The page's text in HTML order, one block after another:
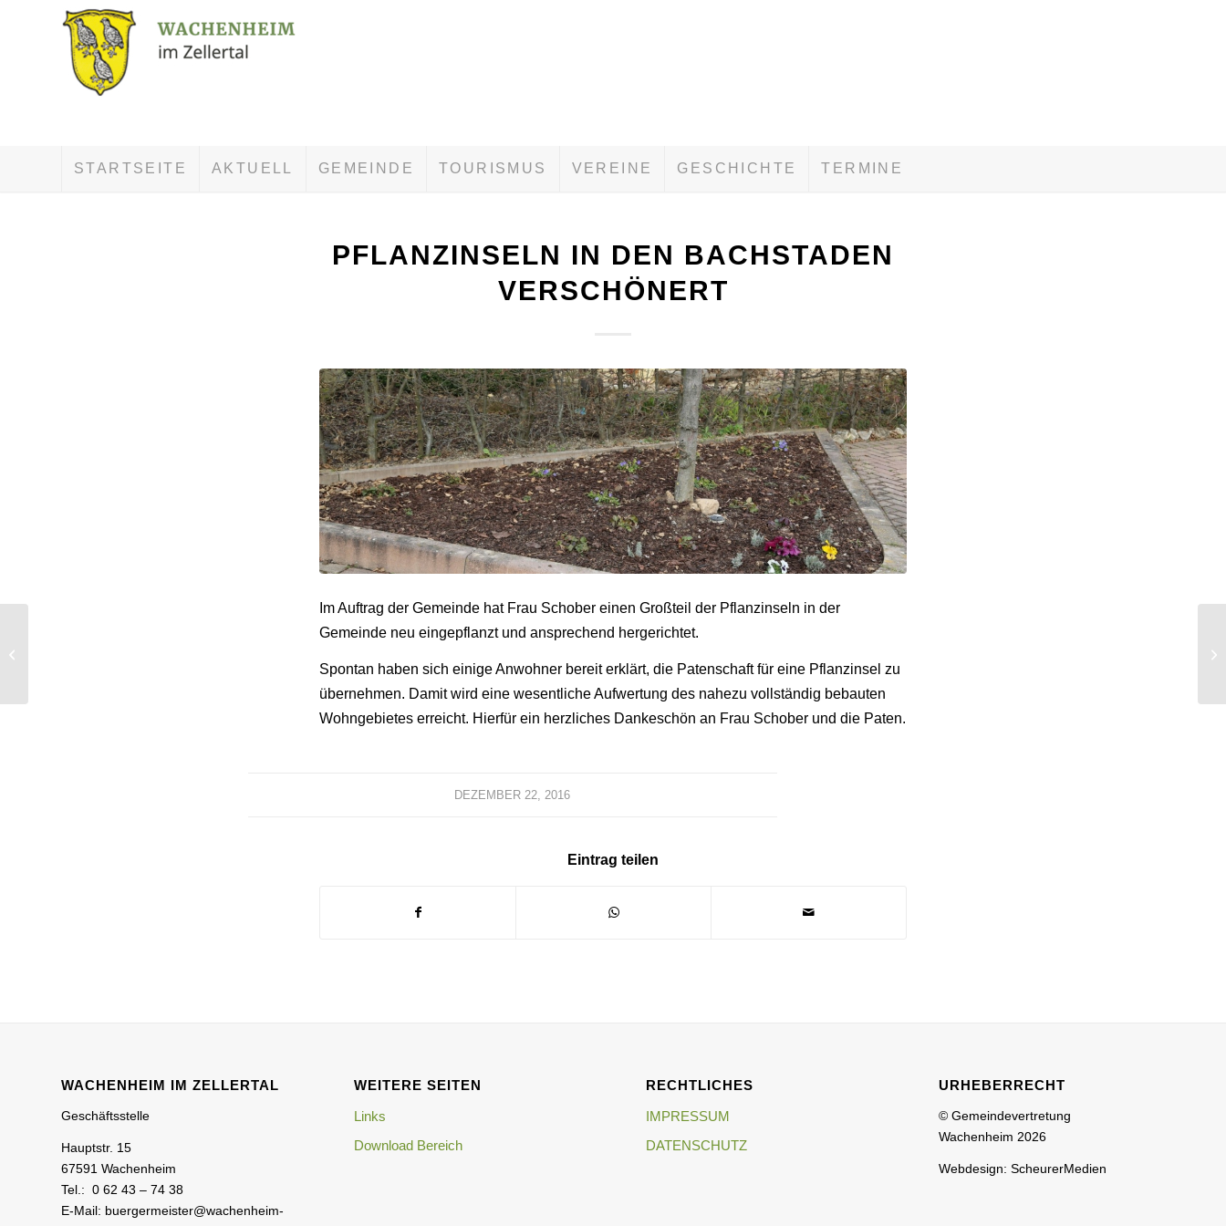
STARTSEITE AKTUELL GEMEINDE TOURISMUS VEREINE GESCHICHTE TERMINE
PFLANZINSELN IN DEN BACHSTADEN
VERSCHÖNERT
Im Auftrag der Gemeinde hat Frau Schober einen Großteil der Pflanzinseln in der
Gemeinde neu eingepflanzt und ansprechend hergerichtet.
Spontan haben sich einige Anwohner bereit erklärt, die Patenschaft für eine Pflanzinsel zu
übernehmen. Damit wird eine wesentliche Aufwertung des nahezu vollständig bebauten
Wohngebietes erreicht. Hierfür ein herzliches Dankeschön an Frau Schober und die Paten.
DEZEMBER 22, 2016
Eintrag teilen
WACHENHEIM IM ZELLERTAL
Geschäftsstelle
Hauptstr. 15
67591 Wachenheim
Tel.: 0 62 43 – 74 38
E-Mail: buergermeister@wachenheim-
WEITERE SEITEN
Links
Download Bereich
RECHTLICHES
IMPRESSUM
DATENSCHUTZ
URHEBERRECHT
© Gemeindevertretung
Wachenheim 2026
Webdesign: ScheurerMedien